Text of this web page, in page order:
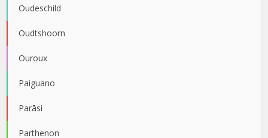
Oudeschild
Oudtshoorn
Ouroux
Paiguano
Parāsi
Parthenon